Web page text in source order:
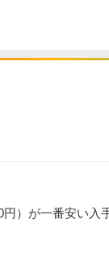
）が一番安い入